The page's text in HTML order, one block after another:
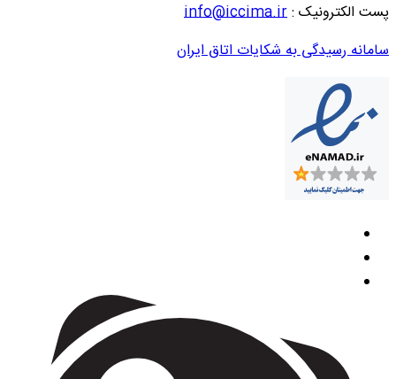
پست الکترونیک :info@iccima.ir
سامانه رسیدگی به شکایات اتاق ایران